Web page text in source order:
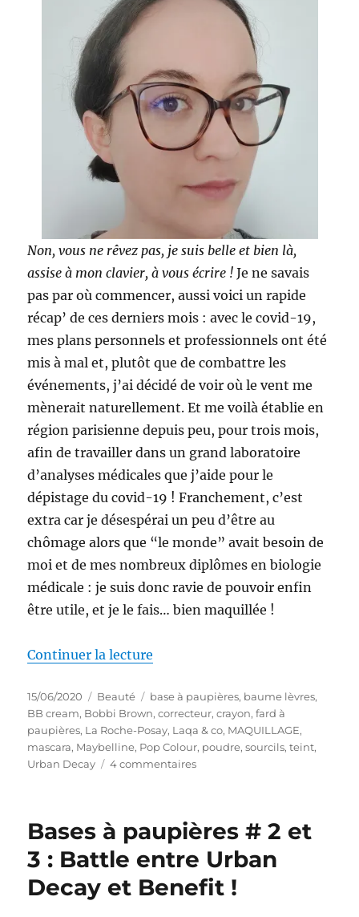
Non, vous ne rêvez pas, je suis belle et bien là,
assise à mon clavier, à vous écrire ! Je ne savais
pas par où commencer, aussi voici un rapide
récap’ de ces derniers mois : avec le covid-19,
mes plans personnels et professionnels ont été
mis à mal et, plutôt que de combattre les
événements, j’ai décidé de voir où le vent me
mènerait naturellement. Et me voilà établie en
région parisienne depuis peu, pour trois mois,
afin de travailler dans un grand laboratoire
d’analyses médicales que j’aide pour le
dépistage du covid-19 ! Franchement, c’est
extra car je désespérai un peu d’être au
chômage alors que “le monde” avait besoin de
moi et de mes nombreux diplômes en biologie
médicale : je suis donc ravie de pouvoir enfin
être utile, et je le fais… bien maquillée !
Continuer la lecture
Publié
le
15/06/2020 Catégories
Beauté Étiquettes
base à paupières, baume lèvres,
BB cream, Bobbi Brown,correcteur,crayon,fard à
paupières, La Roche-Posay, Laqa & co, MAQUILLAGE,
mascara, Maybelline, Pop Colour, poudre,sourcils,teint,
Urban Decay
4 commentairessur
:
léger
pour
aller…
Bases à paupières # 2 et
3 : Battle entre Urban
Decay et Benefit !